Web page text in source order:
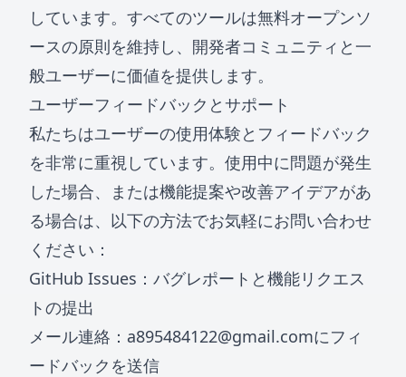
しています。すべてのツールは無料オープンソ
ースの原則を維持し、開発者コミュニティと一
般ユーザーに価値を提供します。
ユーザーフィードバックとサポート
私たちはユーザーの使用体験とフィードバック
を非常に重視しています。使用中に問題が発生
した場合、または機能提案や改善アイデアがあ
る場合は、以下の方法でお気軽にお問い合わせ
ください：
GitHub Issues：バグレポートと機能リクエス
トの提出
メール連絡： a895484122@gmail.comにフィ
ードバックを送信